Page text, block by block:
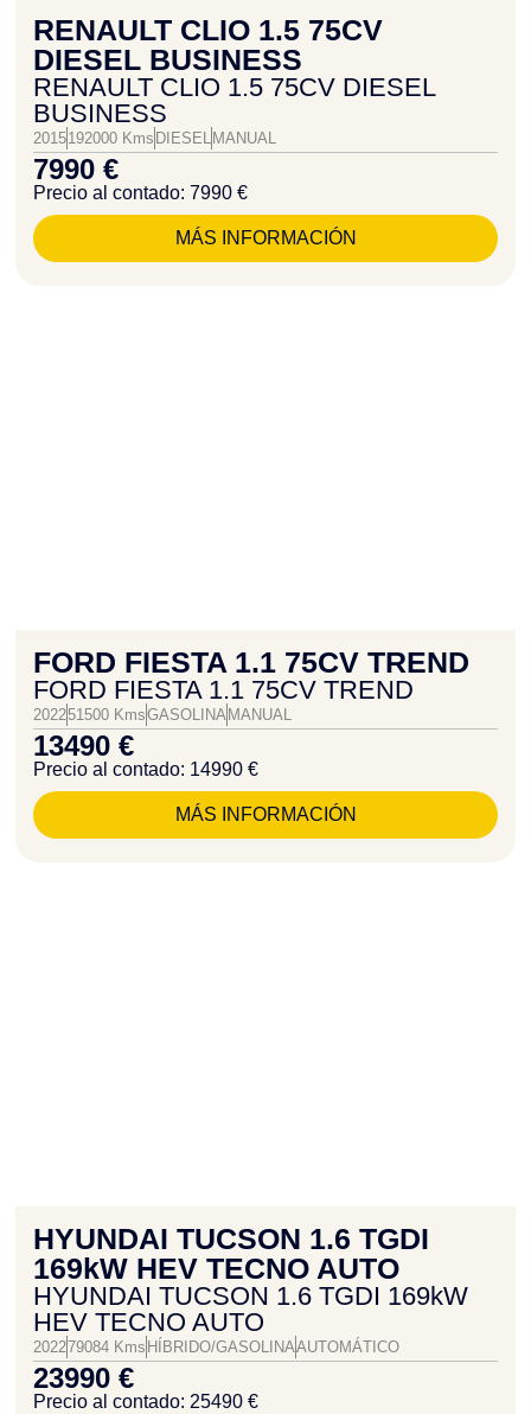
RENAULT CLIO 1.5 75CV
DIESEL BUSINESS
RENAULT CLIO 1.5 75CV DIESEL
BUSINESS
2015192000 Kms DIESEL MANUAL
7990 €
Precio al contado: 7990 €
MÁS INFORMACIÓN
FORD FIESTA 1.1 75CV TREND
FORD FIESTA 1.1 75CV TREND
202251500 KmsGASOLINA MANUAL
13490 €
Precio al contado: 14990 €
MÁS INFORMACIÓN
HYUNDAI TUCSON 1.6 TGDI
169kW HEV TECNO AUTO
HYUNDAI TUCSON 1.6 TGDI 169kW
HEV TECNO AUTO
202279084 Kms HÍBRIDO/GASOLINAAUTOMÁTICO
23990 €
Precio al contado: 25490 €